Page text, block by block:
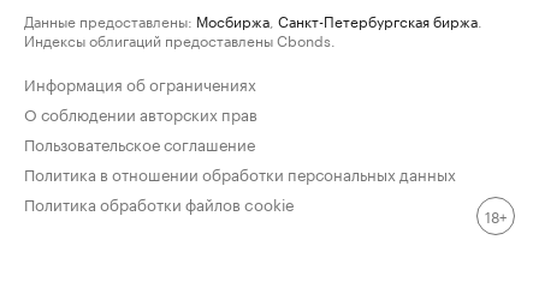
Данные предоставлены: Мосбиржа Санкт-Петербургская биржа
Индексы облигаций предоставлены Cbonds.
Информация об ограничениях
О соблюдении авторских прав
Пользовательское соглашение
Политика в отношении обработки персональных данных
Политика обработки файлов cookie
18+